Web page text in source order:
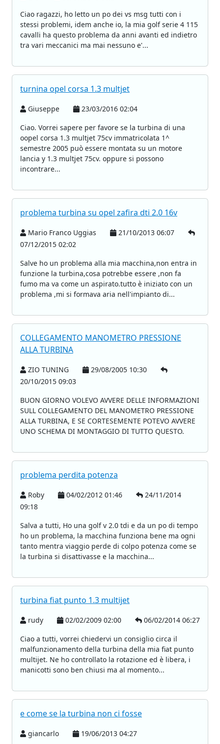
Ciao ragazzi, ho letto un po dei vs msg tutti con i
stessi problemi, idem anche io, la mia golf serie 4 115
cavalli ha questo problema da anni avanti ed indietro
tra vari meccanici ma mai nessuno e'...
turnina opel corsa 1.3 multjet
Giuseppe
23/03/2016 02:04
Ciao. Vorrei sapere per favore se la turbina di una
oopel corsa 1.3 multjet 75cv immatricolata 1^
semestre 2005 può essere montata su un motore
lancia y 1.3 multjet 75cv. oppure si possono
incontrare...
problema turbina su opel zafira dti 2.0 16v
Mario Franco Uggias
21/10/2013 06:07
07/12/2015 02:02
Salve ho un problema alla mia macchina,non entra in
funzione la turbina,cosa potrebbe essere ,non fa
fumo ma va come un aspirato.tutto è iniziato con un
problema ,mi si formava aria nell'impianto di...
COLLEGAMENTO MANOMETRO PRESSIONE
ALLA TURBINA
ZIO TUNING
29/08/2005 10:30
20/10/2015 09:03
BUON GIORNO VOLEVO AVVERE DELLE INFORMAZIONI
SULL COLLEGAMENTO DEL MANOMETRO PRESSIONE
ALLA TURBINA, E SE CORTESEMENTE POTEVO AVVERE
UNO SCHEMA DI MONTAGGIO DI TUTTO QUESTO.
problema perdita potenza
Roby 04/02/2012 01:46
24/11/2014
09:18
Salva a tutti, Ho una golf v 2.0 tdi e da un po di tempo
ho un problema, la macchina funziona bene ma ogni
tanto mentra viaggio perde di colpo potenza come se
la turbina si disattivasse e la macchina...
turbina fiat punto 1.3 multijet
rudy 02/02/2009 02:00
06/02/2014 06:27
Ciao a tutti, vorrei chiedervi un consiglio circa il
malfunzionamento della turbina della mia fiat punto
multijet. Ne ho controllato la rotazione ed è libera, i
manicotti sono ben chiusi ma al momento...
e come se la turbina non ci fosse
giancarlo 19/06/2013 04:27